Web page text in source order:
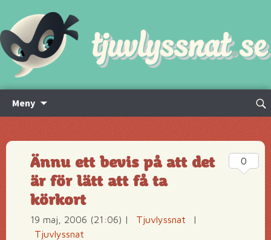
Meny
innehåll
Sök
Ännu ett bevis på att det
är för lätt att få ta
körkort
19 maj, 2006 (21:06) | Tjuvlyssnat
|
Tjuvlyssnat
0